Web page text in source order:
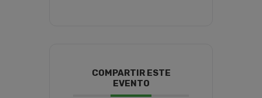
COMPARTIR ESTE
EVENTO